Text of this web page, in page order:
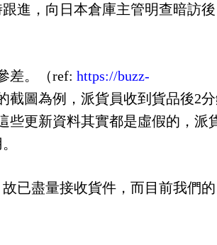
進，向日本倉庫主管明查暗訪
差。（ref: https://buzz-
截圖為例，派貨員收到貨品後2
更新資料其實都是虛假的，派
已盡量接收貨件，而目前我們